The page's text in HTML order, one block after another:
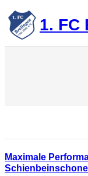
Zum
Inhalt
springen 1. FC
Maximale